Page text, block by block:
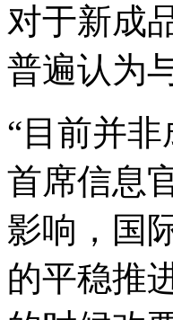
对于新成
普遍认为
“目前并
首席信息
影响，国
的平稳推